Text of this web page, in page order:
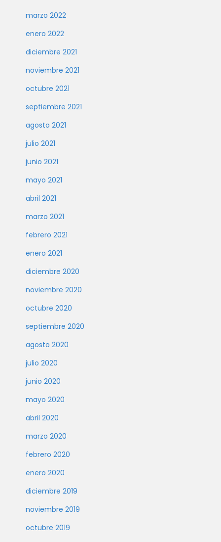
marzo 2022
enero 2022
diciembre 2021
noviembre 2021
octubre 2021
septiembre 2021
agosto 2021
julio 2021
junio 2021
mayo 2021
abril 2021
marzo 2021
febrero 2021
enero 2021
diciembre 2020
noviembre 2020
octubre 2020
septiembre 2020
agosto 2020
julio 2020
junio 2020
mayo 2020
abril 2020
marzo 2020
febrero 2020
enero 2020
diciembre 2019
noviembre 2019
octubre 2019